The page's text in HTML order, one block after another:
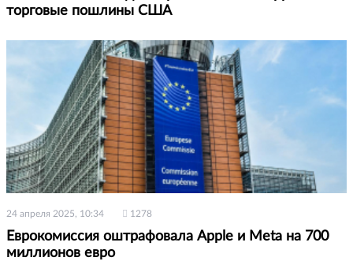
торговые пошлины США
24 апреля 2025, 10:34 1278
Еврокомиссия оштрафовала Apple и Meta на 700
миллионов евро